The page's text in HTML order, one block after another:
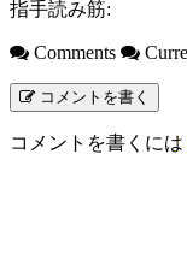
指手読み筋:
Comments
コメントを書く
コメントを書くには